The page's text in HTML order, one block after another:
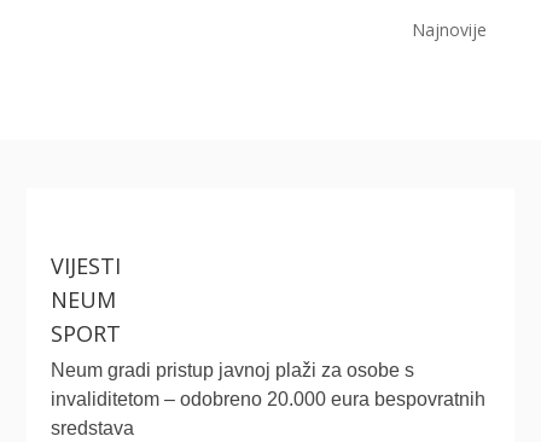
Najnovije
VIJESTI
NEUM
SPORT
Neum gradi pristup javnoj plaži za osobe s
invaliditetom – odobreno 20.000 eura bespovratnih
sredstava